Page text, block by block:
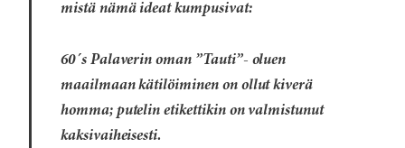
mistä nämä ideat kumpusivat:
60´s Palaverin oman ”Tauti”- oluen
maailmaan kätilöiminen on ollut kiverä
homma; putelin etikettikin on valmistunut
kaksivaiheisesti.